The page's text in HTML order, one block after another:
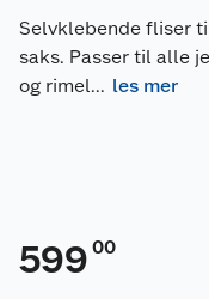
Selvklebende fliser
saks. Passer til alle
og rimel... les mer
599 00